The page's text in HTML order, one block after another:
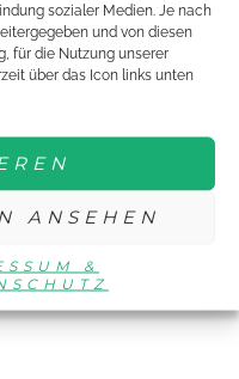
sozialer Medien. Je nach
und von diesen
für die Nutzung unserer
über das Icon links unten
ANSEHEN
&